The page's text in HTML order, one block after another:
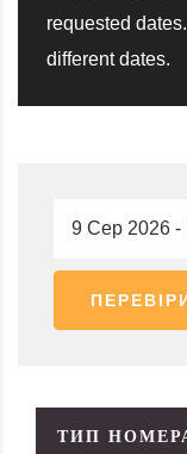
requested
different dates.
ТИП